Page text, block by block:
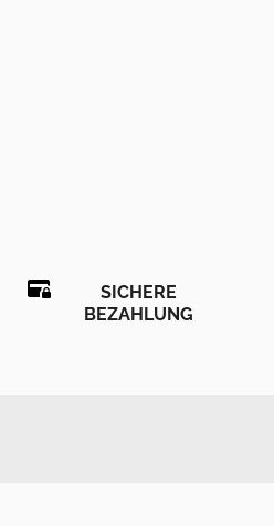
SICHERE
BEZAHLUNG